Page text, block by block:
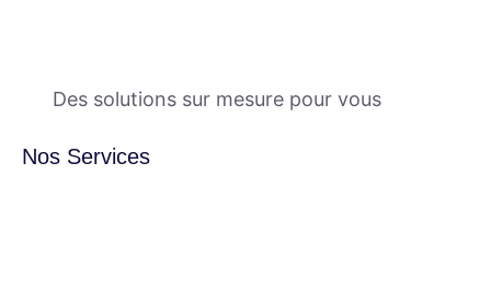
Des solutions sur mesure pour vous
Nos Services